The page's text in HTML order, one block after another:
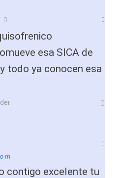
esa SICA de
todo ya conocen esa
m
contigo excelente tu